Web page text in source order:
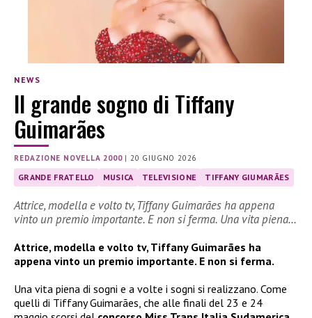
NEWS
Il grande sogno di Tiffany
Guimarães
REDAZIONE NOVELLA 2000|20 GIUGNO 2026
GRANDE FRATELLO MUSICA TELEVISIONE TIFFANY GIUMARÃES
Attrice, modella e volto tv, Tiffany Guimarães ha appena
vinto un premio importante. E non si ferma. Una vita piena…
Attrice, modella e volto tv, Tiffany Guimarães ha
appena vinto un premio importante. E non si ferma.
Una vita piena di sogni e a volte i sogni si realizzano. Come
quelli di Tiffany Guimarães, che alle finali del 23 e 24